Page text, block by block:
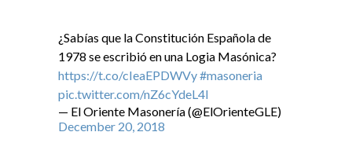
¿Sabías que la Constitución Española de
1978 se escribió en una Logia Masónica?
https://t.co/cIeaEPDWVy#masoneria
pic.twitter.com/nZ6cYdeL4I
— El Oriente Masonería (@ElOrienteGLE)
December 20, 2018